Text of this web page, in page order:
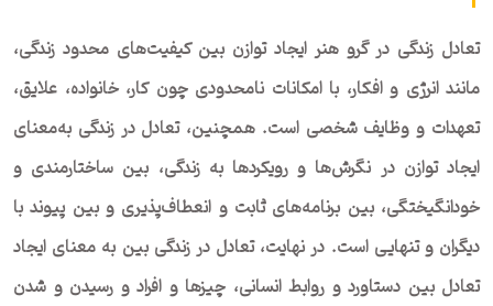
تعادل زندگی در گرو هنر ایجاد توازن بین کیفیت‌های محدود زندگی،
مانند انرژی و افکار، با امکانات نامحدودی چون کار، خانواده، علایق،
تعهدات و وظایف شخصی است. همچنین، تعادل در زندگی به‌معنای
ایجاد توازن در نگرش‌ها و رویکردها به زندگی، بین ساختارمندی و
خودانگیختگی، بین برنامه‌های ثابت و انعطاف‌پذیری و بین پیوند با
دیگران و تنهایی است. در نهایت، تعادل در زندگی بین به معنای ایجاد
تعادل بین دستاورد و روابط انسانی، چیزها و افراد و رسیدن و شدن